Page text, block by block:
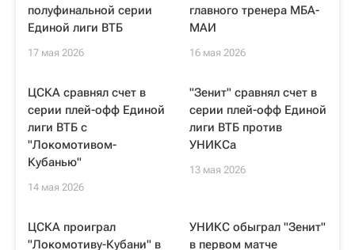
полуфинальной серии
Единой лиги ВТБ
17 мая 2026
главного тренера МБА-
МАИ
16 мая 2026
ЦСКА сравнял счет в
серии плей-офф Единой
лиги ВТБ с
"Локомотивом-
Кубанью"
14 мая 2026
"Зенит" сравнял счет в
серии плей-офф Единой
лиги ВТБ против
УНИКСа
13 мая 2026
ЦСКА проиграл
"Локомотиву-Кубани" в
УНИКС обыграл "Зенит"
в первом матче